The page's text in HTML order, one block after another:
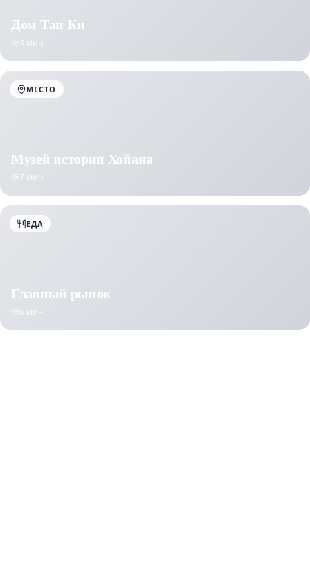
Дом Тан Ки
4 мин
МЕСТО
Музей истории Хойана
7 мин
ЕДА
Главный рынок
6 мин